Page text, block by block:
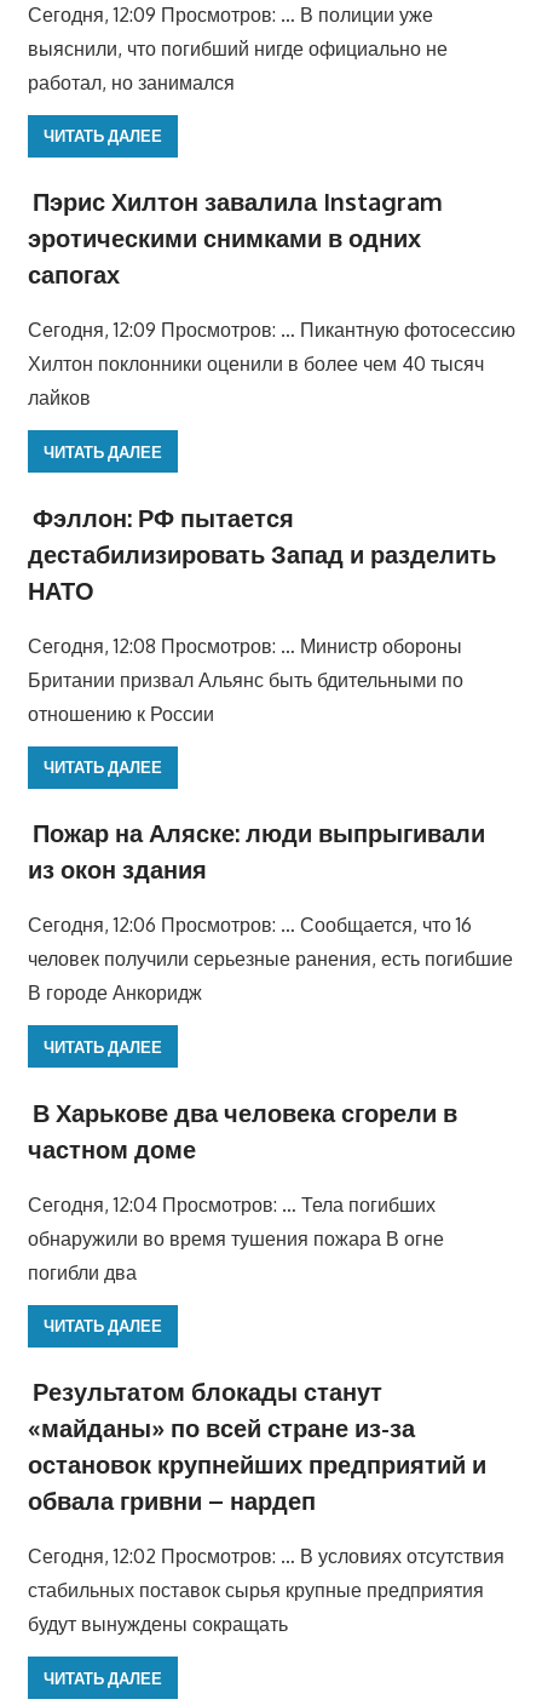
Сегодня, 12:09 Просмотров: … В полиции уже
выяснили, что погибший нигде официально не
работал, но занимался
ЧИТАТЬ ДАЛЕЕ
Пэрис Хилтон завалила Instagram
эротическими снимками в одних
сапогах
Сегодня, 12:09 Просмотров: … Пикантную фотосессию
Хилтон поклонники оценили в более чем 40 тысяч
лайков
ЧИТАТЬ ДАЛЕЕ
Фэллон: РФ пытается
дестабилизировать Запад и разделить
НАТО
Сегодня, 12:08 Просмотров: … Министр обороны
Британии призвал Альянс быть бдительными по
отношению к России
ЧИТАТЬ ДАЛЕЕ
Пожар на Аляске: люди выпрыгивали
из окон здания
Сегодня, 12:06 Просмотров: … Сообщается, что 16
человек получили серьезные ранения, есть погибшие
В городе Анкоридж
ЧИТАТЬ ДАЛЕЕ
В Харькове два человека сгорели в
частном доме
Сегодня, 12:04 Просмотров: … Тела погибших
обнаружили во время тушения пожара В огне
погибли два
ЧИТАТЬ ДАЛЕЕ
Результатом блокады станут
«майданы» по всей стране из-за
остановок крупнейших предприятий и
обвала гривни – нардеп
Сегодня, 12:02 Просмотров: … В условиях отсутствия
стабильных поставок сырья крупные предприятия
будут вынуждены сокращать
ЧИТАТЬ ДАЛЕЕ